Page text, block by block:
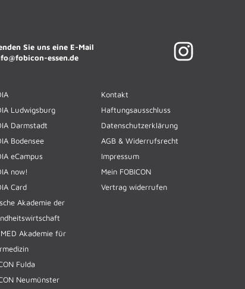
Sie uns eine E-Mail
essen.de
Ludwigsburg
Darmstadt
Bodensee
eCampus
now!
Card
Akademie der
Akademie für
Fulda
Neumünster
Kontakt
Haftungsausschluss
Datenschutzerklärung
AGB & Widerrufsrecht
Impressum
Mein FOBICON
Vertrag widerrufen